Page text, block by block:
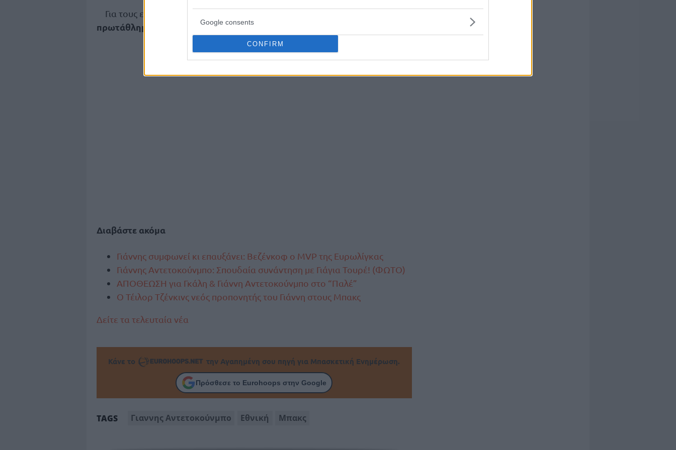
Google consents
CONFIRM
Για τους επόμενος στόχους του είπε ξεκάθαρα:
πρωτάθλημα”.
Διαβάστε ακόμα
Γιάννης συμφωνεί κι επαυξάνει: Βεζένκοφ ο MVP της Ευρωλίγκας
Γιάννης Αντετοκούνμπο: Σπουδαία συνάντηση με Γιάγια Τουρέ! (ΦΩΤΟ)
ΑΠΟΘΕΩΣΗ για Γκάλη & Γιάννη Αντετοκούνμπο στο “Παλέ”
Ο Τέιλορ Τζένκινς νεός προπονητής του Γιάννη στους Μπακς
Δείτε τα τελευταία νέα
Κάνε το την Αγαπημένη σου πηγή για Μπασκετική Ενημέρωση.
Πρόσθεσε το Eurohoops στην Google
TAGS Γιαννης Αντετοκούνμπο Εθνική Μπακς